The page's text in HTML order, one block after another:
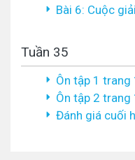
Bài 6: Cuộc
Tuần 35
Ôn tập 1
Ôn tập 2
Đánh giá cuối